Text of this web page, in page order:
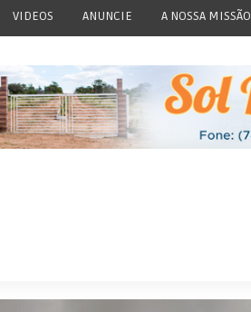
VIDEOS ANUNCIE A NOSSA MISSÃO